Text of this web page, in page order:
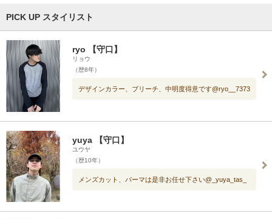
PICK UP スタイリスト
ryo 【守口】
リョウ
（歴8年）
デザインカラー、ブリーチ、中明度得意です@ryo__7373
yuya 【守口】
ユウヤ
（歴10年）
メンズカット、パーマは是非お任せ下さい@_yuya_tas_